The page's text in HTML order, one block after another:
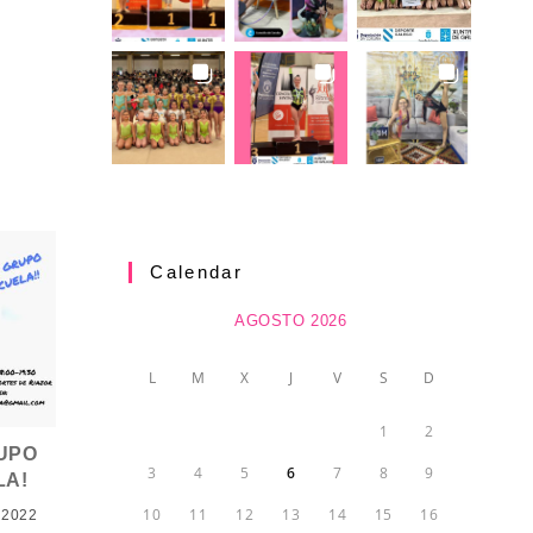
Calendar
AGOSTO 2026
L M X J V S D
1 2
3 4 5 6 7 8 9
10 11 12 13 14 15 16